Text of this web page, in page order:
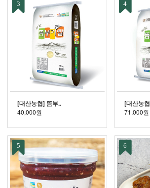
[대산농협] 뜸부..
40,000원
3
[대산농
71,000원
4
5 6